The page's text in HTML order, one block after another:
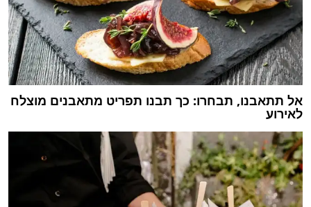
אל תתאבנו, תבחרו: כך תבנו תפריט מתאבנים מוצלח
לאירוע